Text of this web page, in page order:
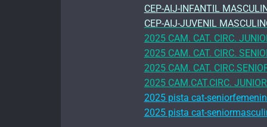
CEP-AIJ-INFANTIL
CEP-AIJ-JUVENIL
2025 CAM. CAT. CIRC.
2025 CAM. CAT. CIRC.
2025 CAM. CAT.
2025 CAM.CAT.CIRC.
2025 pista cat-
2025 pista cat-